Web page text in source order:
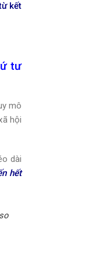
kết
tư
mô
hội
dài
hết